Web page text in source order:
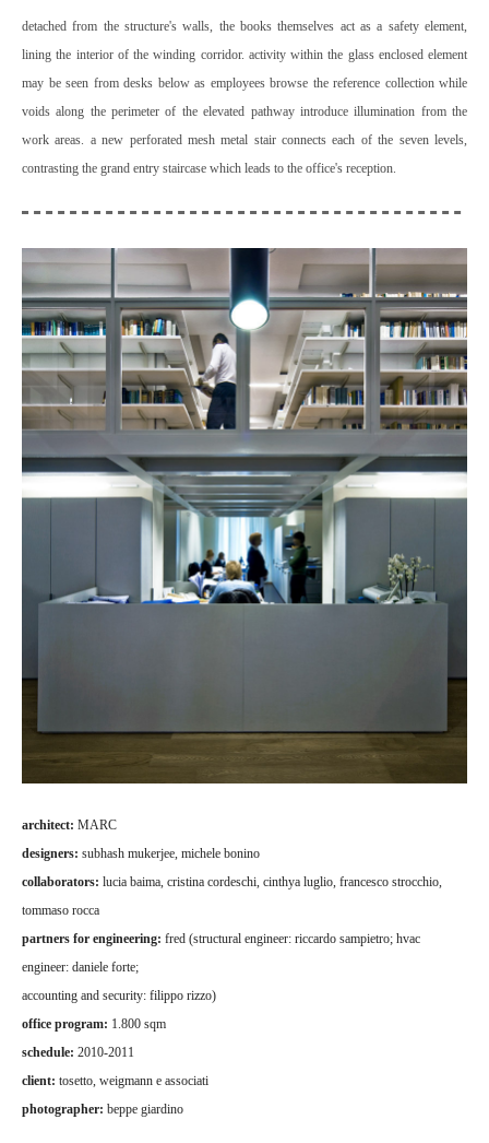
detached from the structure's walls, the books themselves act as a safety element,
lining the interior of the winding corridor. activity within the glass enclosed element
may be seen from desks below as employees browse the reference collection while
voids along the perimeter of the elevated pathway introduce illumination from the
work areas. a new perforated mesh metal stair connects each of the seven levels,
contrasting the grand entry staircase which leads to the office's reception.
architect: MARC
designers: subhash mukerjee, michele bonino
collaborators: lucia baima, cristina cordeschi, cinthya luglio, francesco strocchio,
tommaso rocca
partners for engineering: fred (structural engineer: riccardo sampietro; hvac
engineer: daniele forte;
accounting and security: filippo rizzo)
office program: 1.800 sqm
schedule: 2010-2011
client: tosetto, weigmann e associati
photographer: beppe giardino